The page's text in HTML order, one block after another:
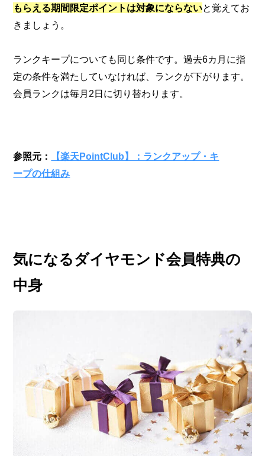
もらえる期間限定ポイントは対象にならないと覚えてお
きましょう。
ランクキープについても同じ条件です。過去6カ月に指
定の条件を満たしていなければ、ランクが下がります。
会員ランクは毎月2日に切り替わります。
参照元：
【楽天PointClub】：ランクアップ・キ
ープの仕組み
気になるダイヤモンド会員特典の
中身